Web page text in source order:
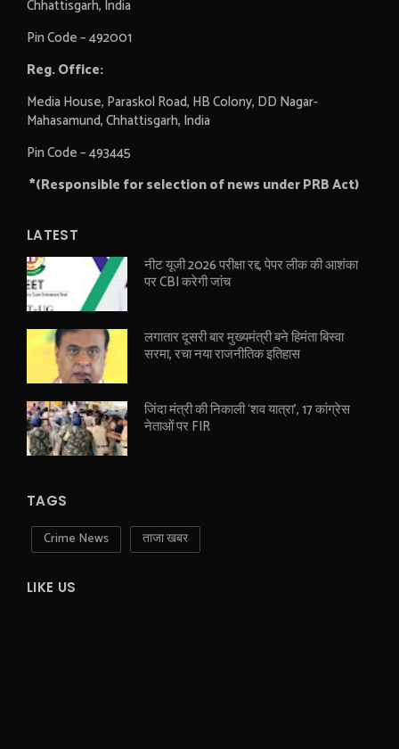
Chhattisgarh, India
Pin Code – 492001
Reg. Office:
Media House, Paraskol Road, HB Colony, DD Nagar-
Mahasamund, Chhattisgarh, India
Pin Code – 493445
*(Responsible for selection of news under PRB Act)
LATEST
नीट यूजी 2026 परीक्षा रद्द, पेपर लीक की आशंका
पर CBI करेगी जांच
लगातार दूसरी बार मुख्यमंत्री बने हिमंता बिस्वा
सरमा, रचा नया राजनीतिक इतिहास
जिंदा मंत्री की निकाली ‘शव यात्रा’, 17 कांग्रेस
नेताओं पर FIR
TAGS
Crime News ताजा खबर
LIKE US